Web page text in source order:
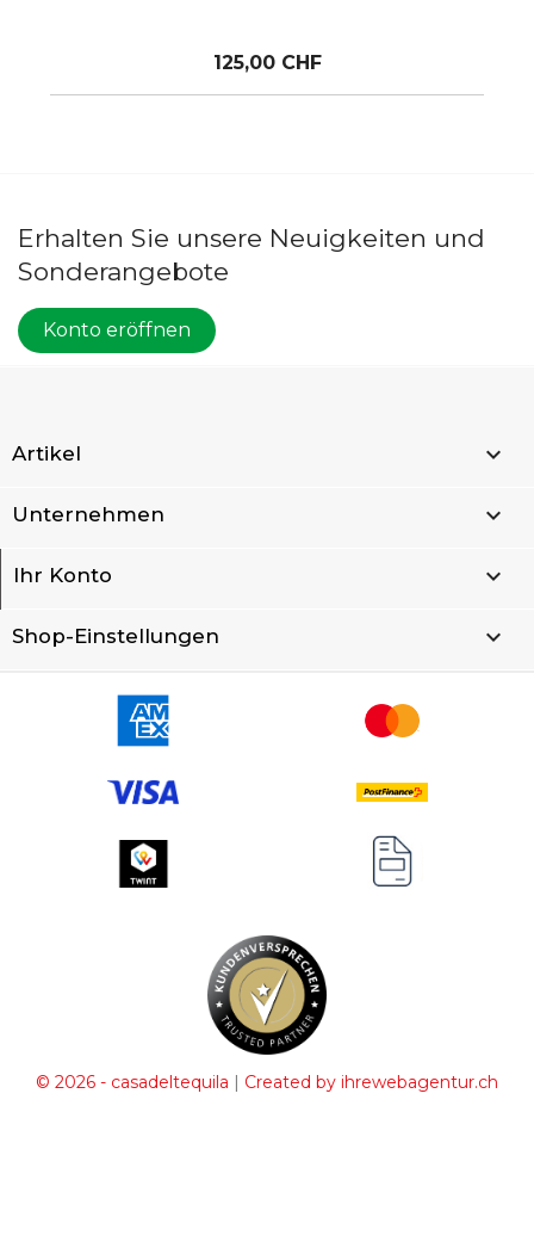
125,00 CHF
Erhalten Sie unsere Neuigkeiten und
Sonderangebote
Konto eröffnen
Artikel 
Unternehmen 
Ihr Konto 
Shop-Einstellungen keyboard_arrow_down
© 2026 - casadeltequila | Created by ihrewebagentur.ch